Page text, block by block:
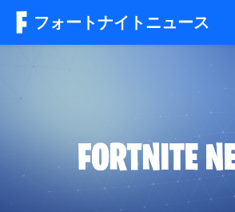
フォートナイトニュース